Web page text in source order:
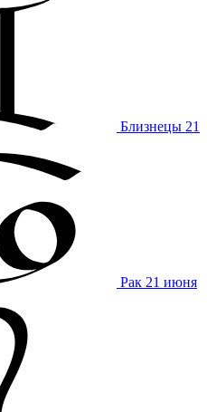
Близнецы 21
Рак 21 июня